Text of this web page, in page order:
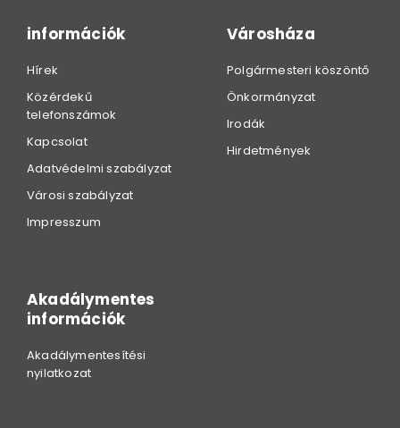
információk
Hírek
Közérdekű
telefonszámok
Kapcsolat
Adatvédelmi szabályzat
Városi szabályzat
Impresszum
Városháza
Polgármesteri köszöntő
Önkormányzat
Irodák
Hirdetmények
Akadálymentes
információk
Akadálymentesítési
nyilatkozat